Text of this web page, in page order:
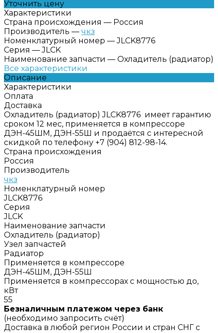
Уточнить цену
Характеристики
Страна происхождения — Россия
Производитель — чкз
Номенклатурный номер — JLCK8776
Серия — JLCK
Наименование запчасти — Охладитель (радиатор)
Все характеристики
Описание
Характеристики
Оплата
Доставка
Охладитель (радиатор) JLCK8776 имеет гарантию
сроком 12 мес, применяется в компрессоре
ДЭН-45ШМ, ДЭН-55Ш и продаётся с интересной
скидкой по телефону +7 (904) 812-98-14.
Страна происхождения
Россия
Производитель
чкз
Номенклатурный номер
JLCK8776
Серия
JLCK
Наименование запчасти
Охладитель (радиатор)
Узел запчастей
Радиатор
Применяется в компрессоре
ДЭН-45ШМ, ДЭН-55Ш
Применяется в компрессорах с мощностью до,
кВт
55
Безналичным платежом через банк
(необходимо запросить счёт)
Доставка в любой регион России и стран СНГ с